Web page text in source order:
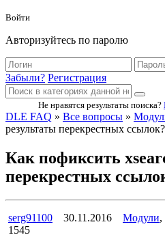
Войти
Авторизуйтесь по паролю
Забыли? Регистрация
Не нравятся результаты поиска?
DLE FAQ » Все вопросы »
результаты перекрестных ссылок?
Как пофиксить
перекрестных
serg91100 30.11.2016 Модули,
1545